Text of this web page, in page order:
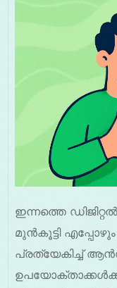
ഇന്നത്തെ
മുൻകൂട്ടി
പ്രത്യേകിച്ച്